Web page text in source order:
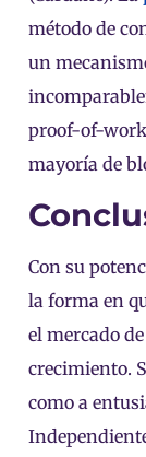
método de
un
proof-of-
mayoría de
Con su
la forma en
el mercado
crecimiento.
como a